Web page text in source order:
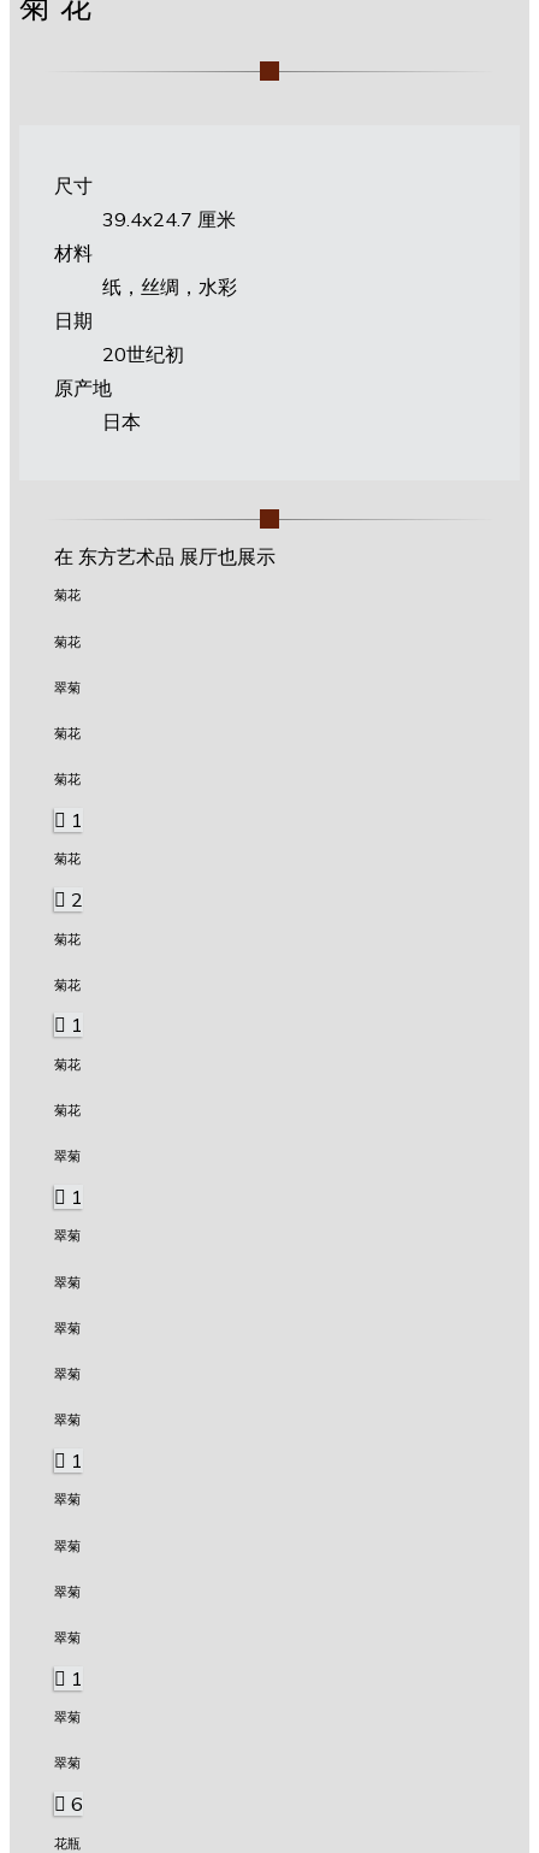
尺寸
39.4х24.7 厘米
材料
纸，丝绸，水彩
日期
20世纪初
原产地
日本
在 东方艺术品 展厅也展示
菊花
菊花
翠菊
菊花
菊花
1
菊花
2
菊花
菊花
1
菊花
菊花
翠菊
1
翠菊
翠菊
翠菊
翠菊
翠菊
1
翠菊
翠菊
翠菊
翠菊
1
翠菊
翠菊
6
花瓶